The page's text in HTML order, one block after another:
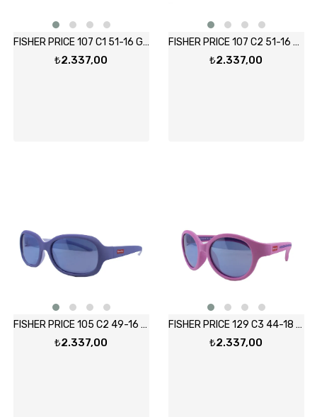
FISHER PRICE 107 C1 51-16 Güneş Gözlüğü
₺2.337,00
FISHER PRICE 107 C2 51-16 Güneş Gözlüğü
₺2.337,00
FISHER PRICE 105 C2 49-16 Güneş Gözlüğü
₺2.337,00
FISHER PRICE 129 C3 44-18 Güneş Gözlüğü
₺2.337,00